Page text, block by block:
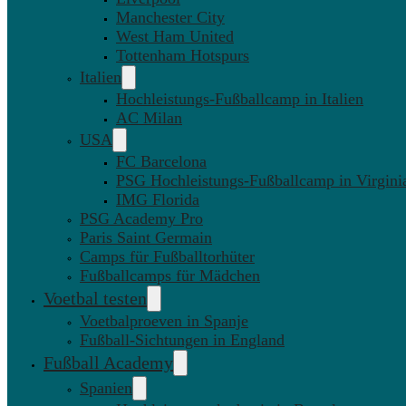
Manchester City
West Ham United
Tottenham Hotspurs
Italien
Hochleistungs-Fußballcamp in Italien
AC Milan
USA
FC Barcelona
PSG Hochleistungs-Fußballcamp in
IMG Florida
PSG Academy Pro
Paris Saint Germain
Camps für Fußballtorhüter
Fußballcamps für Mädchen
Voetbal testen
Voetbalproeven in Spanje
Fußball-Sichtungen in England
Fußball Academy
Spanien